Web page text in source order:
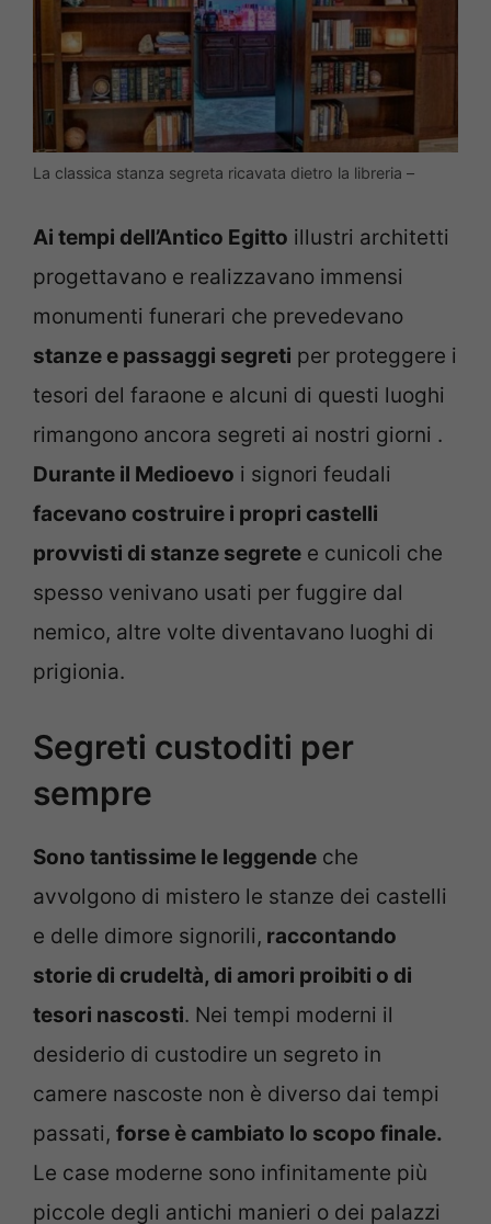
La classica stanza segreta ricavata dietro la libreria –
Ai tempi dell’Antico Egitto illustri architetti
progettavano e realizzavano immensi
monumenti funerari che prevedevano
stanze e passaggi segreti per proteggere i
tesori del faraone e alcuni di questi luoghi
rimangono ancora segreti ai nostri giorni .
Durante il Medioevo i signori feudali
facevano costruire i propri castelli
provvisti di stanze segrete e cunicoli che
spesso venivano usati per fuggire dal
nemico, altre volte diventavano luoghi di
prigionia.
Segreti custoditi per
sempre
Sono tantissime le leggende che
avvolgono di mistero le stanze dei castelli
e delle dimore signorili, raccontando
storie di crudeltà, di amori proibiti o di
tesori nascosti. Nei tempi moderni il
desiderio di custodire un segreto in
camere nascoste non è diverso dai tempi
passati, forse è cambiato lo scopo finale.
Le case moderne sono infinitamente più
piccole degli antichi manieri o dei palazzi